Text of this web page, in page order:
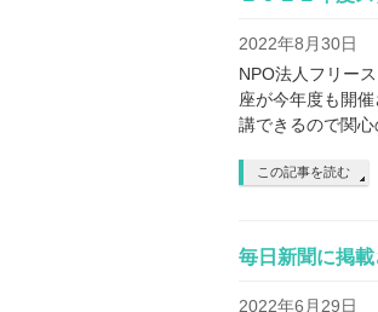
2022年8月30日
NPO法人フリー
座が今年度も開
講できるので関
この記事を読む
毎日新聞に掲
2022年6月29日